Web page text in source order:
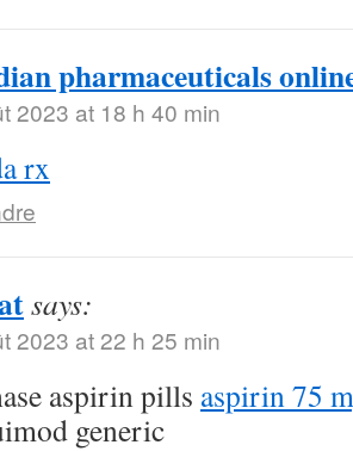
pharmaceuticals
2023 at 18 h 40 min
rx
says:
2023 at 22 h 25 min
aspirin pills aspirin 75
generic